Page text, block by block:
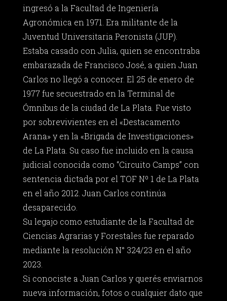
ingresó a la Facultad de Ingeniería
Agronómica en 1971. Era militante de la
Juventud Universitaria Peronista (JUP).
Estaba casado con Julia, quien se encontraba
embarazada de Francisco José, a quien Juan
Carlos no llegó a conocer. El 25 de enero de
1977 fue secuestrado en la Terminal de
Ómnibus de la ciudad de La Plata. Fue visto
por sobrevivientes en el «Destacamento
Arana» y en la «Brigada de Investigaciones»
de La Plata. Su caso fue incluido en la causa
judicial conocida como “Circuito Camps” con
sentencia dictada por el TOF Nº 1 de La Plata
en el año 2012. Juan Carlos continúa
desaparecido.
Su legajo como estudiante de la Facultad de
Ciencias Agrarias y Forestales fue reparado
mediante la resolución N° 324/23 en el año
2023.
Si conociste a Juan Carlos y querés enviarnos
nueva información, fotos o cualquier dato que